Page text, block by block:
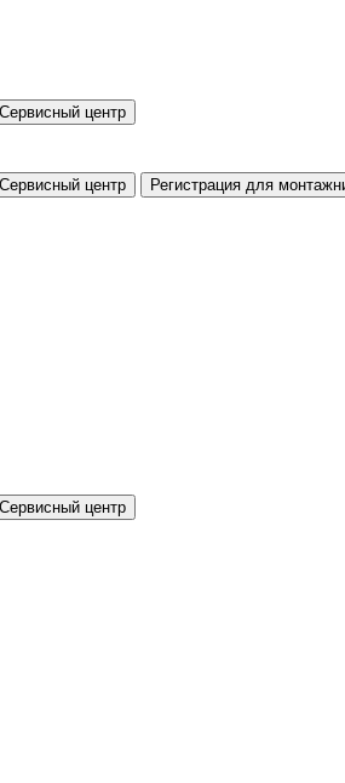
Сервисный центр
Сервисный центр Регистрация для
Сервисный центр